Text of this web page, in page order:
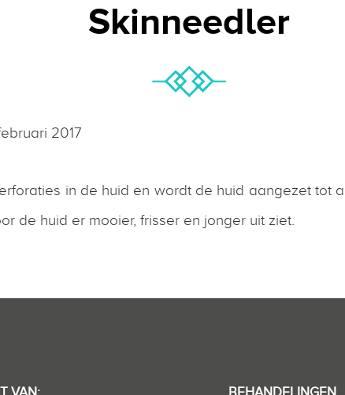
Skinneedler
2017
in de huid en wordt de huid aangezet tot
de huid er mooier, frisser en jonger uit ziet.